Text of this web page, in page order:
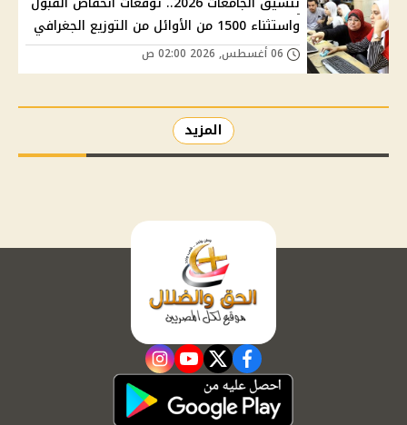
واستثناء 1500 من الأوائل من التوزيع الجغرافي
المزيد
facebook
twitter
youtube
instagram